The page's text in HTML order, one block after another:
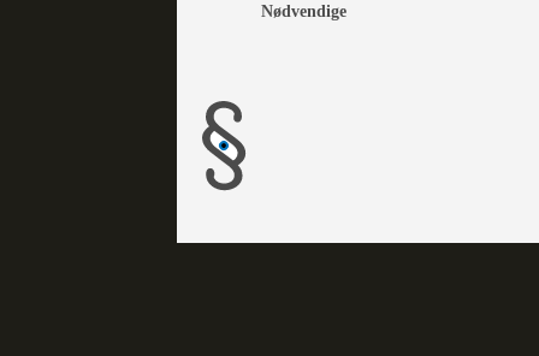
Nødvendige